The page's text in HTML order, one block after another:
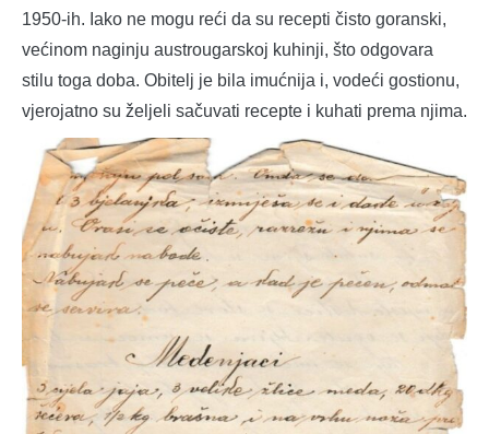
1950-ih. Iako ne mogu reći da su recepti čisto goranski,
većinom naginju austrougarskoj kuhinji, što odgovara
stilu toga doba. Obitelj je bila imućnija i, vodeći gostionu,
vjerojatno su željeli sačuvati recepte i kuhati prema njima.